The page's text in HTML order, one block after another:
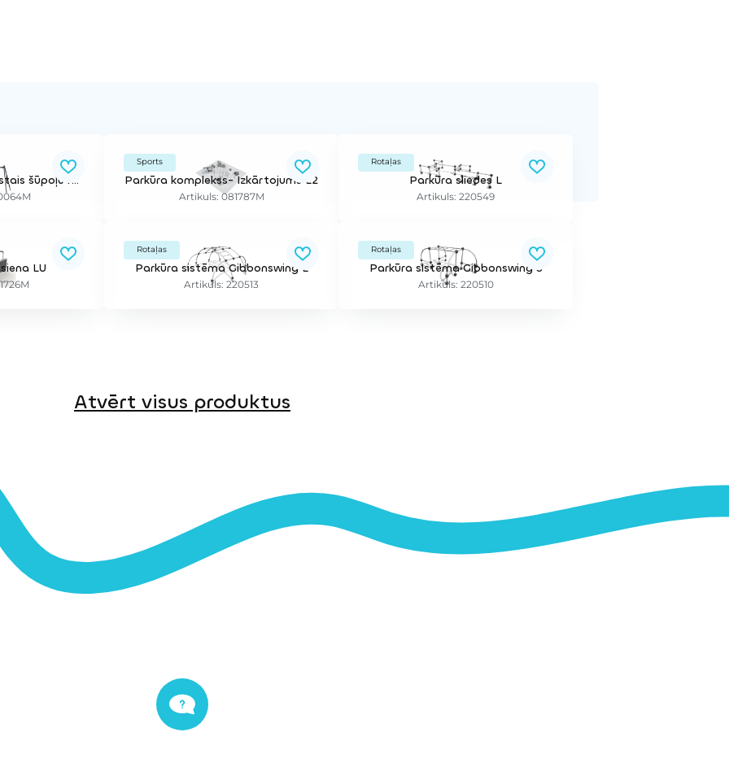
Cloxx 3-vietīgs augstais šūpoļu rāmis, bez sēdeklīšiem
Sports
Parkūra komplekss- Izkārtojums L2
Artikuls: 081787M
Rotaļas
Parkūra sliedes L
Artikuls: 220549
LU
Rotaļas
Parkūra sistēma Gibbonswing L
Artikuls: 220513
Rotaļas
Parkūra sistēma Gibbonswing S
Artikuls: 220510
Atvērt visus produktus